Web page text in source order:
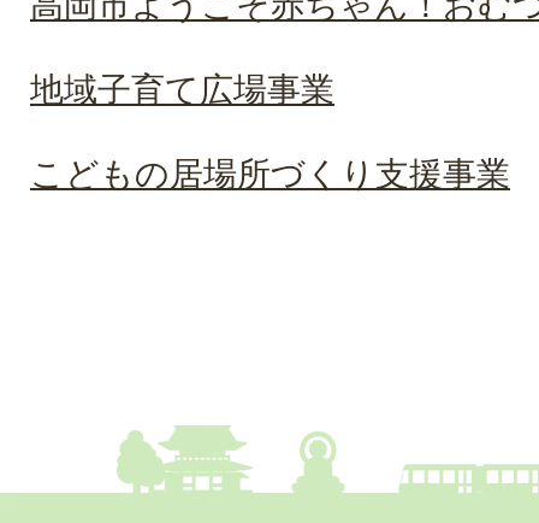
地域子育て広場事業
こどもの居場所づくり支援事業